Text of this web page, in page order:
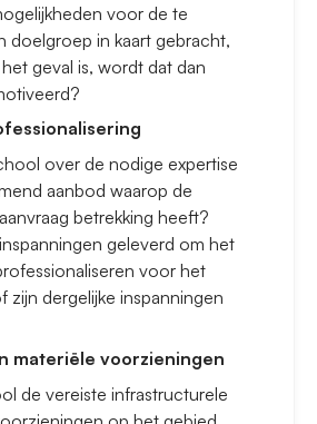
voor de te
doelgroep in kaart gebracht,
geval is, wordt dat dan
over de nodige expertise
aanbod waarop de
betrekking heeft?
geleverd om het
voor het
zijn dergelijke inspanningen
materiële voorzieningen
de vereiste infrastructurele